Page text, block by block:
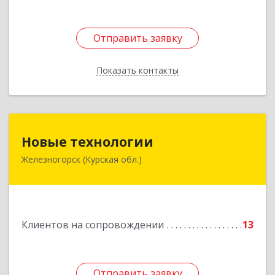
Отправить заявку
Показать контакты
Отправить заявку
Назад
Новые технологии
Железногорск (Курская обл.)
Клиентов на сопровождении 13
307170, Курская обл, Железногорский р-н,
Подробнее